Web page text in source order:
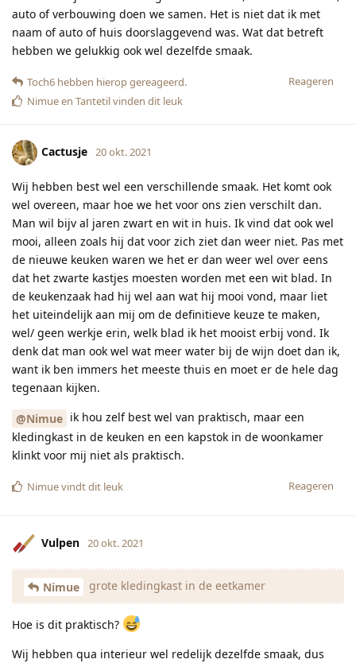
auto of verbouwing doen we samen. Het is niet dat ik met
naam of auto of huis doorslaggevend was. Wat dat betreft
hebben we gelukkig ook wel dezelfde smaak.
Reageren
Toch6 hebben hierop gereageerd.
Nimueen Tantetilvinden dit leuk
Cactusje 20 okt. 2021
Wij hebben best wel een verschillende smaak. Het komt ook
wel overeen, maar hoe we het voor ons zien verschilt dan.
Man wil bijv al jaren zwart en wit in huis. Ik vind dat ook wel
mooi, alleen zoals hij dat voor zich ziet dan weer niet. Pas met
de nieuwe keuken waren we het er dan weer wel over eens
dat het zwarte kastjes moesten worden met een wit blad. In
de keukenzaak had hij wel aan wat hij mooi vond, maar liet
het uiteindelijk aan mij om de definitieve keuze te maken,
wel/ geen werkje erin, welk blad ik het mooist erbij vond. Ik
denk dat man ook wel wat meer water bij de wijn doet dan ik,
want ik ben immers het meeste thuis en moet er de hele dag
tegenaan kijken.
@Nimue ik hou zelf best wel van praktisch, maar een
kledingkast in de keuken en een kapstok in de woonkamer
klinkt voor mij niet als praktisch.
Reageren
Nimuevindt dit leuk
Vulpen 20 okt. 2021
Nimue grote kledingkast in de eetkamer
Hoe is dit praktisch?
Wij hebben qua interieur wel redelijk dezelfde smaak, dus